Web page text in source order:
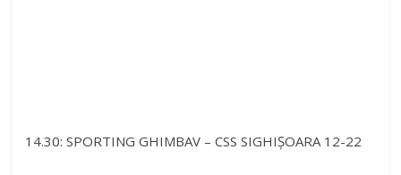
14.30: SPORTING GHIMBAV – CSS SIGHIȘOARA 12-22